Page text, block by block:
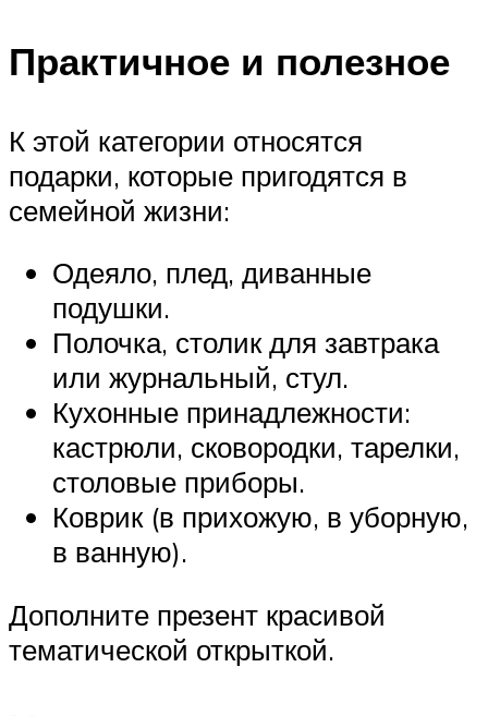
Практичное и полезное
К этой категории относятся
подарки, которые пригодятся в
семейной жизни:
Одеяло, плед, диванные
подушки.
Полочка, столик для завтрака
или журнальный, стул.
Кухонные принадлежности:
кастрюли, сковородки, тарелки,
столовые приборы.
Коврик (в прихожую, в уборную,
в ванную).
Дополните презент красивой
тематической открыткой.